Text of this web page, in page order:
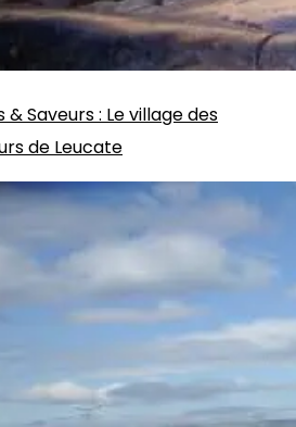
& Saveurs: Le village des
de Leucate